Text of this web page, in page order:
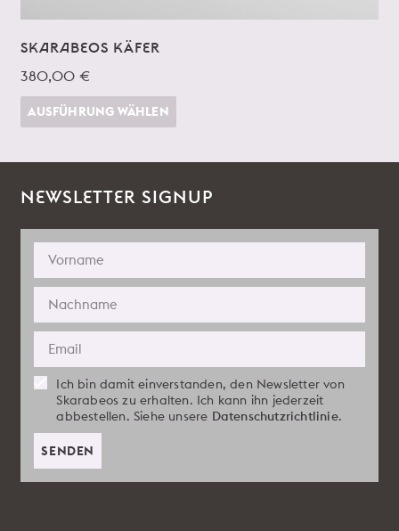
SKARABEOS KÄFER
380,00 €
AUSFÜHRUNG WÄHLEN
NEWSLETTER SIGNUP
Ich bin damit einverstanden, den Newsletter von
Skarabeos zu erhalten. Ich kann ihn jederzeit
abbestellen. Siehe unsere Datenschutzrichtlinie.
SENDEN